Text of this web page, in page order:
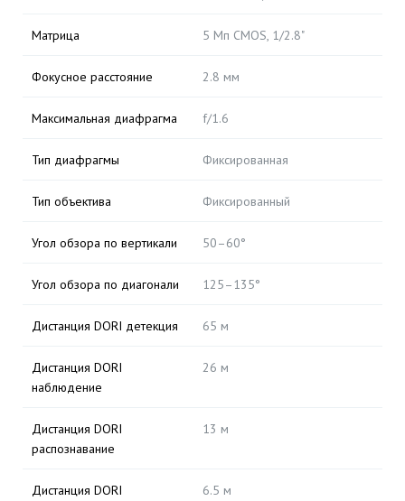
Матрица 5 Мп CMOS, 1/2.8"
Фокусное расстояние 2.8 мм
Максимальная диафрагма f/1.6
Тип диафрагмы Фиксированная
Тип объектива Фиксированный
Угол обзора по вертикали 50–60°
Угол обзора по диагонали 125–135°
Дистанция DORI детекция 65 м
Дистанция DORI
наблюдение
26 м
Дистанция DORI
распознавание
13 м
Дистанция DORI
6.5 м